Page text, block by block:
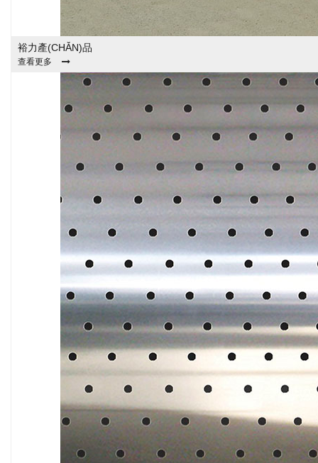
裕力產(CHǍN)品
查看更多